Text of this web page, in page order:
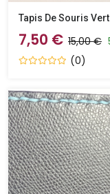
Tapis De Souris
7,50 € 15,00 €
(0)